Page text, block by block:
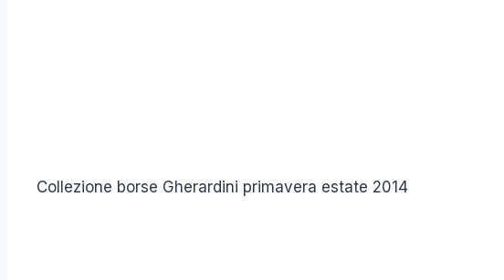
Collezione borse Gherardini primavera estate 2014